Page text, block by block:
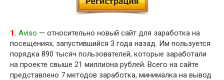
1. Aviso — относительно новый сайт для заработка на
посещениях, запустившийся 3 года назад. Им пользуется
порядка 890 тысяч пользователей, которые заработали
на проекте свыше 21 миллиона рублей. Всего на сайте
представлено 7 методов заработка, минималка на вывод